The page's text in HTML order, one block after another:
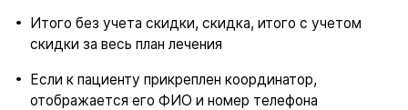
Итого без учета скидки, скидка, итого с учетом
скидки за весь план лечения
Если к пациенту прикреплен координатор,
отображается его ФИО и номер телефона